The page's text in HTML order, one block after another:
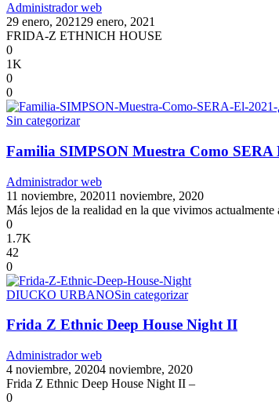
Administrador web
29 enero, 2021 29 enero, 2021
FRIDA-Z ETHNICH HOUSE
0
1K
0
0
Sin categorizar
Familia SIMPSON Muestra Como
Administrador web
11 noviembre, 202011 noviembre, 2020
Más lejos de la realidad en la que vivimos
0
1.7K
42
0
DIUCKO URBANOSin categorizar
Frida Z Ethnic Deep House Night II
Administrador web
4 noviembre, 20204 noviembre, 2020
Frida Z Ethnic Deep House Night II –
0